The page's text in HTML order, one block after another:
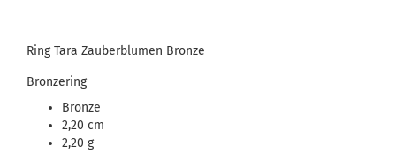
Ring Tara Zauberblumen Bronze
Bronzering
Bronze
2,20 cm
2,20 g